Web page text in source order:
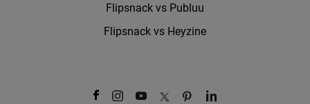
Flipsnack vs Publuu
Flipsnack vs Heyzine